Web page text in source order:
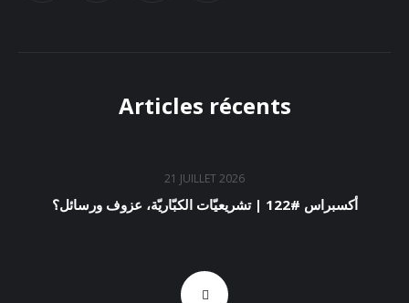
Articles récents
21 JUILLET 2026
أكسبراس #122 | تشريعيّات الكبّاريّة، عزوف ورسائل؟